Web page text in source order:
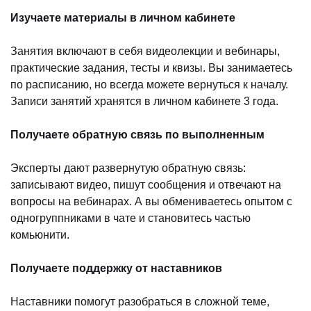
Изучаете материалы в личном кабинете
Занятия включают в себя видеолекции и вебинары,
практические задания, тесты и квизы. Вы занимаетесь
по расписанию, но всегда можете вернуться к началу.
Записи занятий хранятся в личном кабинете 3 года.
Получаете обратную связь по выполненным
Эксперты дают развернутую обратную связь:
записывают видео, пишут сообщения и отвечают на
вопросы на вебинарах. А вы обмениваетесь опытом с
одногруппниками в чате и становитесь частью
комьюнити.
Получаете поддержку от наставников
Наставники помогут разобраться в сложной теме,